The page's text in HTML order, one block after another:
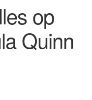
op
Quinn